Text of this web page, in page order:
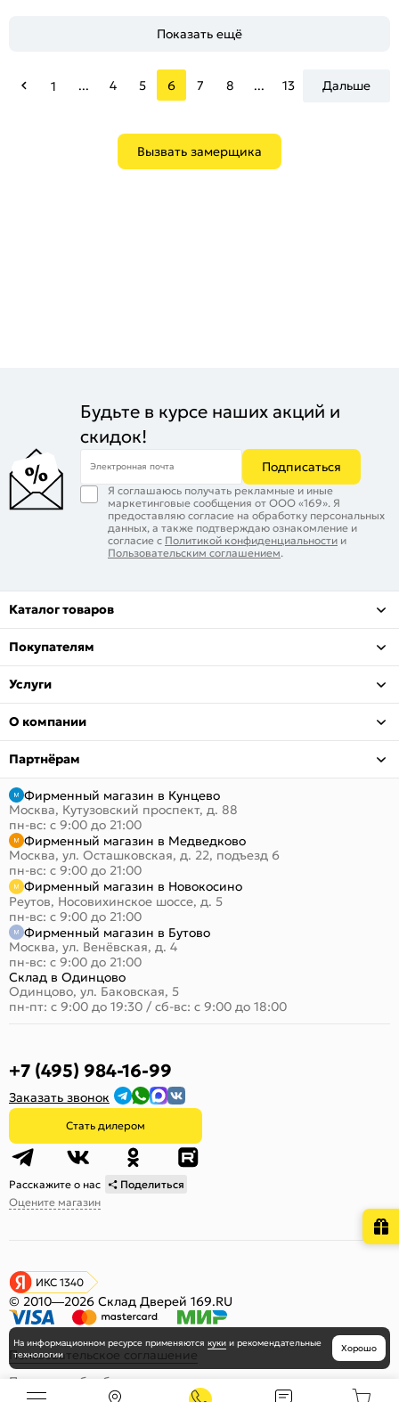
Показать ещё
1 ... 4 5 6 7 8 ... 13 Дальше
Вызвать замерщика
Будьте в курсе наших акций и
скидок!
Электронная почта Подписаться
Я соглашаюсь получать рекламные и иные
маркетинговые сообщения от ООО «169». Я
предоставляю согласие на обработку персональных
данных, а также подтверждаю ознакомление и
согласие с Политикой конфиденциальности и
Пользовательским соглашением.
Каталог товаров
Покупателям
Услуги
О компании
Партнёрам
Фирменный магазин в Кунцево
Москва, Кутузовский проспект, д. 88
пн-вс: с 9:00 до 21:00
Фирменный магазин в Медведково
Москва, ул. Осташковская, д. 22, подъезд 6
пн-вс: с 9:00 до 21:00
Фирменный магазин в Новокосино
Реутов, Носовихинское шоссе, д. 5
пн-вс: с 9:00 до 21:00
Фирменный магазин в Бутово
Москва, ул. Венёвская, д. 4
пн-вс: с 9:00 до 21:00
Склад в Одинцово
Одинцово, ул. Баковская, 5
пн-пт: с 9:00 до 19:30 / сб-вс: с 9:00 до 18:00
+7 (495) 984-16-99
Заказать звонок
Стать дилером
Расскажите о нас
Поделиться
Оцените магазин
ИКС 1340
© 2010—2026 Склад Дверей 169.RU
Пользовательское соглашение
Политика обработки персональных данных
На информационном ресурсе применяются куки и рекомендательные
технологии
Хорошо